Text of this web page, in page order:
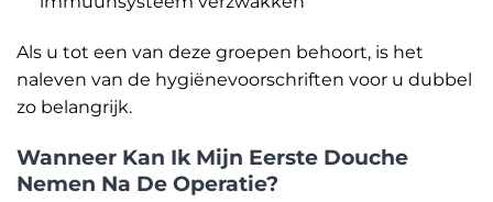
Als u tot een van deze groepen behoort, is het
naleven van de hygiënevoorschriften voor u dubbel
zo belangrijk.
Wanneer Kan Ik Mijn Eerste Douche
Nemen Na De Operatie?